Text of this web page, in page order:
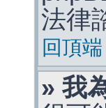
法律
回頂端
» 我